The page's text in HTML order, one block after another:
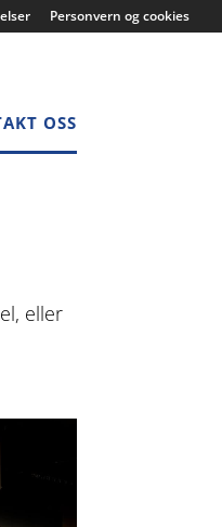
Personvern og cookies
OSS
eller